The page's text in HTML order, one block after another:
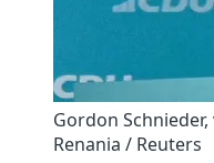
Gordon
Renania / Reuters